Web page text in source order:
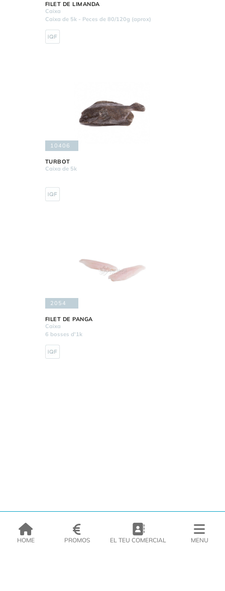
FILET DE LIMANDA
Caixa
Caixa de 5k - Peces de 80/120g (aprox)
10406
TURBOT
Caixa de 5k
2054
FILET DE PANGA
Caixa
6 bosses d'1k
HOME PROMOS EL TEU COMERCIAL MENU